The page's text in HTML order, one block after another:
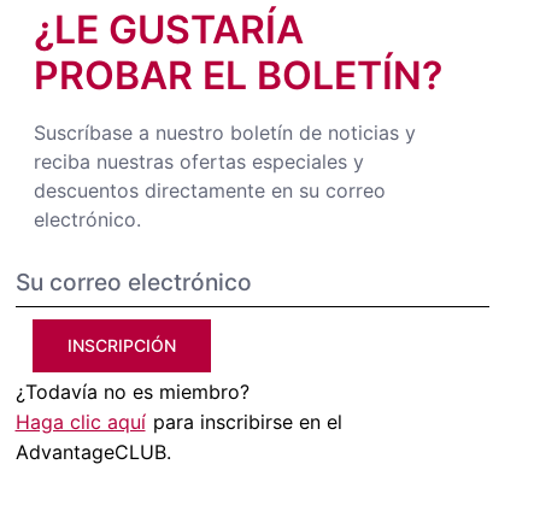
¿LE GUSTARÍA
PROBAR EL BOLETÍN?
Suscríbase a nuestro boletín de noticias y
reciba nuestras ofertas especiales y
descuentos directamente en su correo
electrónico.
INSCRIPCIÓN
¿Todavía no es miembro?
Haga clic aquí para inscribirse en el
AdvantageCLUB.